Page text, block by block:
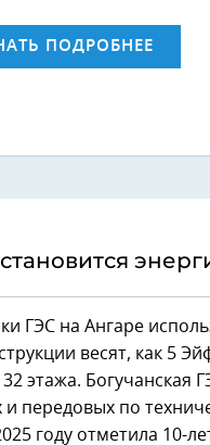
ПОДРОБНЕЕ
ГЭС на Ангаре
весят, как 5
этажа. Богучанская
передовых по
году отметила 10-